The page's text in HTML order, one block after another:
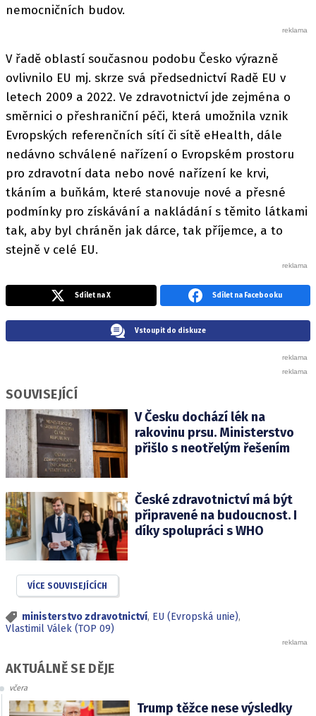
nemocničních budov.
V řadě oblastí současnou podobu Česko výrazně
ovlivnilo EU mj. skrze svá předsednictví Radě EU v
letech 2009 a 2022. Ve zdravotnictví jde zejména o
směrnici o přeshraniční péči, která umožnila vznik
Evropských referenčních sítí či sítě eHealth, dále
nedávno schválené nařízení o Evropském prostoru
pro zdravotní data nebo nové nařízení ke krvi,
tkáním a buňkám, které stanovuje nové a přesné
podmínky pro získávání a nakládání s těmito látkami
tak, aby byl chráněn jak dárce, tak příjemce, a to
stejně v celé EU.
Sdílet na X Sdílet na Facebooku
Vstoupit do diskuze
SOUVISEJÍCÍ
V Česku dochází lék na
rakovinu prsu. Ministerstvo
přišlo s neotřelým řešením
České zdravotnictví má být
připravené na budoucnost. I
díky spolupráci s WHO
VÍCE SOUVISEJÍCÍCH
ministerstvo zdravotnictví, EU (Evropská unie),
Vlastimil Válek (TOP 09)
AKTUÁLNĚ SE DĚJE
včera
Trump těžce nese výsledky